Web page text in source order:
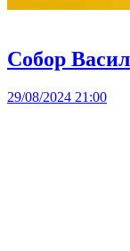
Собор
29/08/2024 21:00